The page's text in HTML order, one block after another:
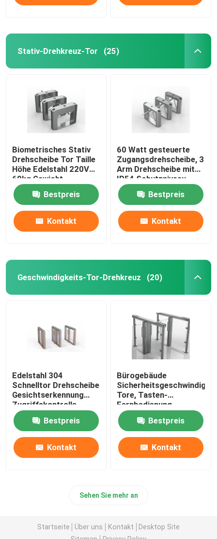
Stativ-Drehkreuz-Tor (25)
Biometrisches Stativ
Drehscheibe Tor Taille
Höhe Edelstahl 220V
60kg Gewicht
Bestpreis
Kontakt
60 Watt gesteuerte
Zugangsdrehscheibe, 3
Arm Drehscheibe mit
IP54 Schutzniveau
Bestpreis
Kontakt
Geschwindigkeits-Tor-Drehkreuz (20)
Edelstahl 304
Schnelltor Drehscheibe
Gesichtserkennung
Zugriffskontrolle
Bestpreis
Kontakt
Bürogebäude
Tore, Tasten-
Fernbedienung
Elektronische
Drehscheiben-Tore
Bestpreis
Kontakt
Sehen Sie mehr an
Startseite Über uns Kontakt
Desktop Site